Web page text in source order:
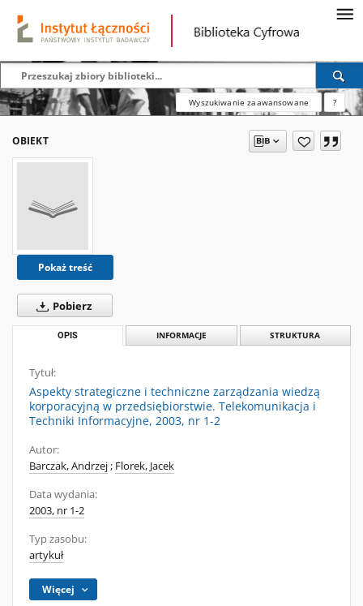
Wyszukiwanie zaawansowane ?
OBIEKT
Pokaż treść
Pobierz
OPIS INFORMACJE STRUKTURA
Tytuł:
Aspekty strategiczne i techniczne zarządzania wiedzą
korporacyjną w przedsiębiorstwie. Telekomunikacja i
Techniki Informacyjne, 2003, nr 1-2
Autor:
Barczak, Andrzej; Florek, Jacek
Data wydania:
2003, nr 1-2
Typ zasobu:
artykuł
Więcej